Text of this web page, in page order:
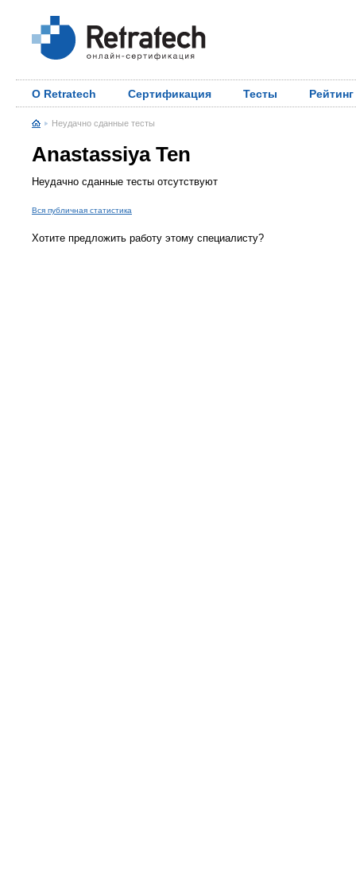
О Retratech Сертификация Тесты Рейтинг
Неудачно сданные тесты
Anastassiya Ten
Неудачно сданные тесты отсутствуют
Вся публичная статистика
Хотите предложить работу этому специалисту?